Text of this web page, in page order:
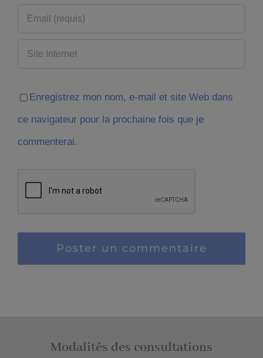
Enregistrez mon nom, e-mail et site Web dans
ce navigateur pour la prochaine fois que je
commenterai.
Modalités des consultations